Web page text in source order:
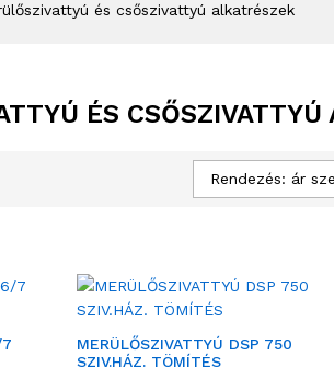
és csőszivattyú alkatrészek
ÉS CSŐSZIVATTYÚ
Rendezés: ár
MERÜLŐSZIVATTYÚ DSP 750
SZIV.HÁZ. TÖMÍTÉS